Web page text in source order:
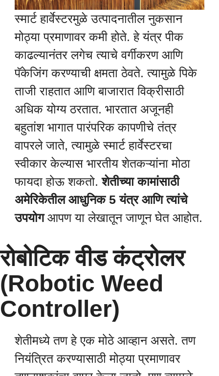
स्मार्ट हार्वेस्टरमुळे उत्पादनातील नुकसान
मोठ्या प्रमाणावर कमी होते. हे यंत्र पीक
काढल्यानंतर लगेच त्याचे वर्गीकरण आणि
पॅकेजिंग करण्याची क्षमता ठेवते. त्यामुळे पिके
ताजी राहतात आणि बाजारात विक्रीसाठी
अधिक योग्य ठरतात. भारतात अजूनही
बहुतांश भागात पारंपरिक कापणीचे तंत्र
वापरले जाते, त्यामुळे स्मार्ट हार्वेस्टरचा
स्वीकार केल्यास भारतीय शेतकऱ्यांना मोठा
फायदा होऊ शकतो.शेतीच्या कामांसाठी
अमेरिकेतील आधुनिक 5 यंत्र आणि त्यांचे
उपयोगआपण या लेखातून जाणून घेत आहोत.
रोबोटिक वीड कंट्रोलर
(Robotic Weed
Controller)
शेतीमध्ये तण हे एक मोठे आव्हान असते. तण
नियंत्रित करण्यासाठी मोठ्या प्रमाणावर